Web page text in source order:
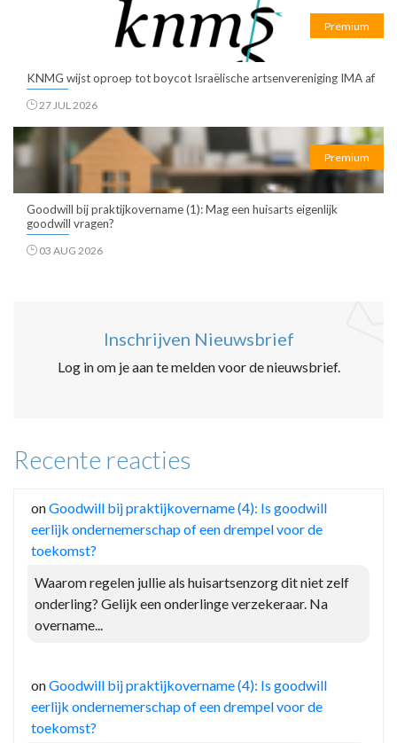
Premium
KNMG wijst oproep tot boycot Israëlische artsenvereniging IMA af
27 JUL 2026
Premium
Goodwill bij praktijkovername (1): Mag een huisarts eigenlijk
goodwill vragen?
03 AUG 2026
Inschrijven Nieuwsbrief
Log in om je aan te melden voor de nieuwsbrief.
Recente reacties
onGoodwill bij praktijkovername (4): Is goodwill
eerlijk ondernemerschap of een drempel voor de
toekomst?
Waarom regelen jullie als huisartsenzorg dit niet zelf
onderling? Gelijk een onderlinge verzekeraar. Na
overname...
onGoodwill bij praktijkovername (4): Is goodwill
eerlijk ondernemerschap of een drempel voor de
toekomst?